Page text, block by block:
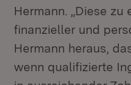
Hermann. „Diese
finanzieller und
Hermann heraus,
wenn qualifizierte